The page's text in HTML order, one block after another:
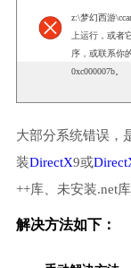
z:\梦幻西游
上运行，或者
序，或联系你
0xc000007b。
大部分系统错误，
装DirectX9或
++库、未安装.net库
解决方法如下：